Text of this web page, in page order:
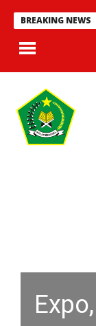
BREAKING NEWS
terlaksana